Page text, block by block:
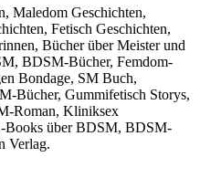
Maledom Geschichten,
Fetisch Geschichten,
Bücher über Meister und
BDSM-Bücher, Femdom-
Bondage, SM Buch,
Bücher, Gummifetisch Storys,
Roman, Kliniksex
Books über BDSM, BDSM-
Verlag.